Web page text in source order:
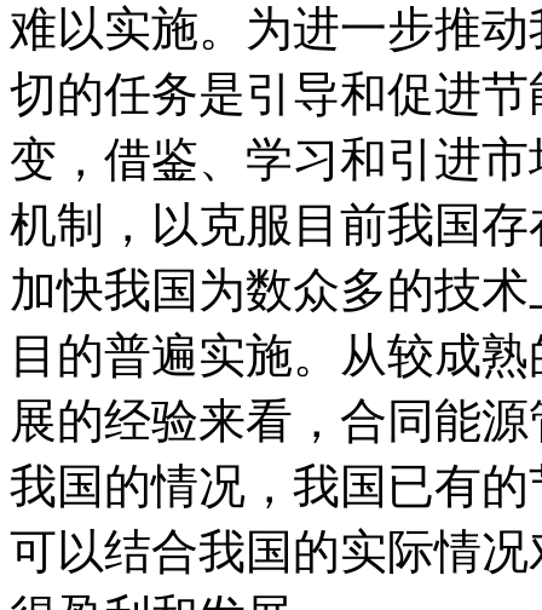
难以实施。为进一步推
切的任务是引导和促进
变，借鉴、学习和引进
机制，以克服目前我国
加快我国为数众多的技
目的普遍实施。从较成
展的经验来看，合同能
我国的情况，我国已有
可以结合我国的实际情